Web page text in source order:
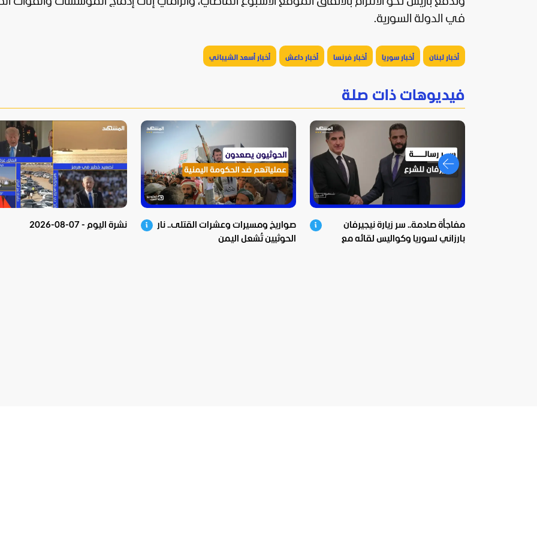
في الدولة السورية.
أخبار لبنان أخبار سوريا أخبار فرنسا أخبار داعش أخبار أسعد الشيباني
فيديوهات ذات صلة
مفاجأة صادمة.. سر زيارة نيجيرفان
بارزاني لسوريا وكواليس لقائه مع
صواريخ ومسيرات وعشرات القتلى.. نار
الحوثيين تُشعل اليمن
نشرة اليوم - 07-08-2026